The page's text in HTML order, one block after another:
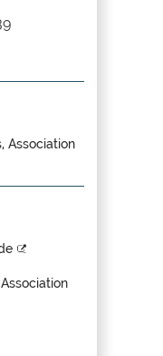
Association
Association